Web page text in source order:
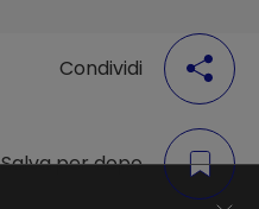
Condividi
Salva per dopo